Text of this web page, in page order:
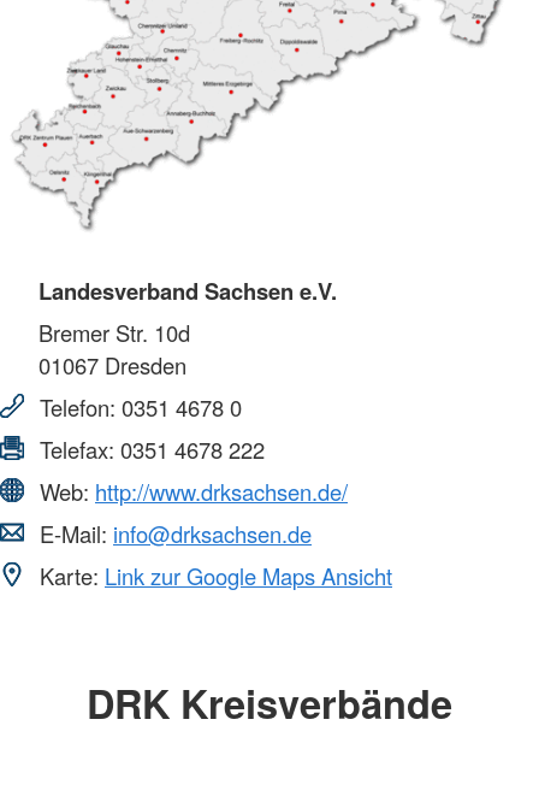
Landesverband Sachsen e.V.
Bremer Str. 10d
01067 Dresden
Telefon: 0351 4678 0
Telefax: 0351 4678 222
Web: http://www.drksachsen.de/
E-Mail: info@drksachsen.de
Karte: Link zur Google Maps Ansicht
DRK Kreisverbände